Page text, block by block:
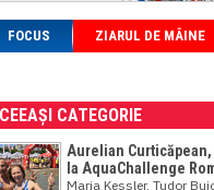
FOCUS ZIARUL DE MÂINE
CATEGORIE
Aurelian
la AquaChallenge
Maria Kessler, Tudor